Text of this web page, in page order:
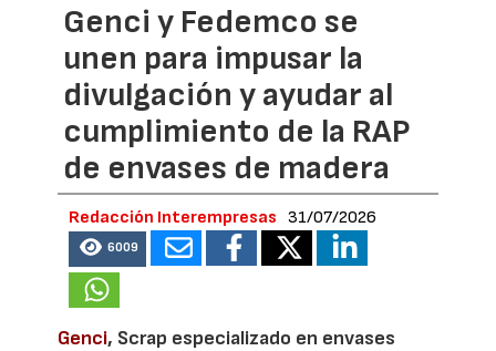
Genci y Fedemco se
unen para impusar la
divulgación y ayudar al
cumplimiento de la RAP
de envases de madera
Redacción Interempresas 31/07/2026
6009
Genci, Scrap especializado en envases